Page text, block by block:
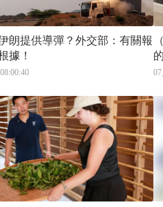
朗提供導彈？外交部：有關報
據！